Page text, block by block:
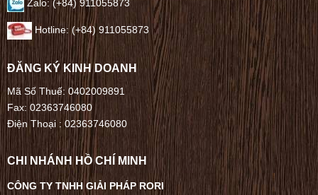
Zalo: (+84) 911055873
Hotline: (+84) 911055873
ĐĂNG KÝ KINH DOANH
Mã Số Thuế: 0402009891
Fax: 02363746080
Điện Thoại :02363746080
CHI NHÁNH HỒ CHÍ MINH
CÔNG TY TNHH GIẢI PHÁP RORI